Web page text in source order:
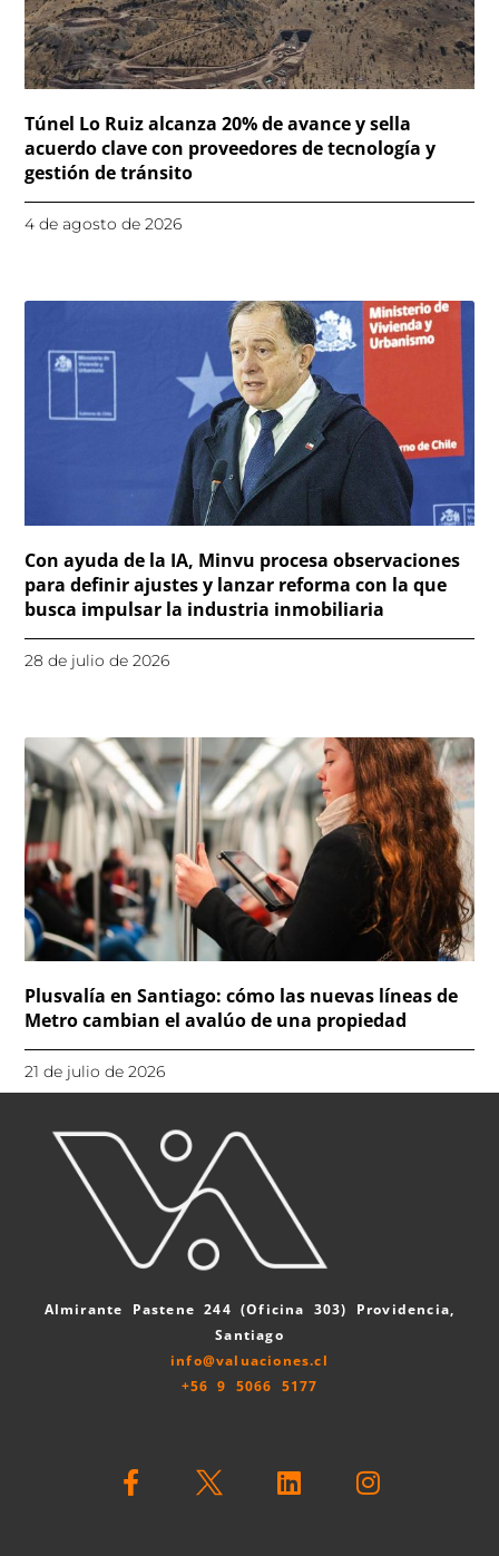
Túnel Lo Ruiz alcanza 20% de avance y sella
acuerdo clave con proveedores de tecnología y
gestión de tránsito
4 de agosto de 2026
Con ayuda de la IA, Minvu procesa observaciones
para definir ajustes y lanzar reforma con la que
busca impulsar la industria inmobiliaria
28 de julio de 2026
Plusvalía en Santiago: cómo las nuevas líneas de
Metro cambian el avalúo de una propiedad
21 de julio de 2026
Almirante Pastene 244 (Oficina 303) Providencia,
Santiago
info@valuaciones.cl
+56 9 5066 5177
a i n